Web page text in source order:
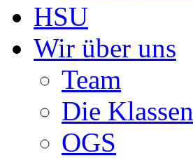
HSU
Wir über uns
Team
Die Klassen
OGS